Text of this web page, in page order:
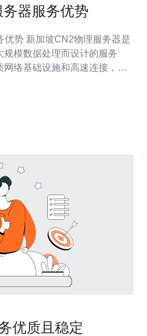
器服务优势
服务器是
模数据处理而设计的服务
络基础设施和高速连接，为
的网络架构，保证了服务器
优质且稳定